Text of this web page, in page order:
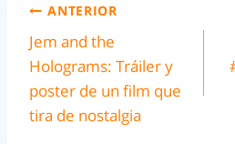
ANTERIOR
Jem and the
Holograms: Tráiler y
poster de un film que
tira de nostalgia